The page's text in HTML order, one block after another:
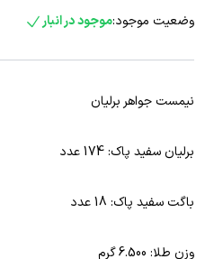
وضعیت موجود:موجود در انبار
نیمست جواهر برلیان
برلیان سفید پاک: 174 عدد
باگت سفید پاک: 18 عدد
وزن طلا: 6.500 گرم